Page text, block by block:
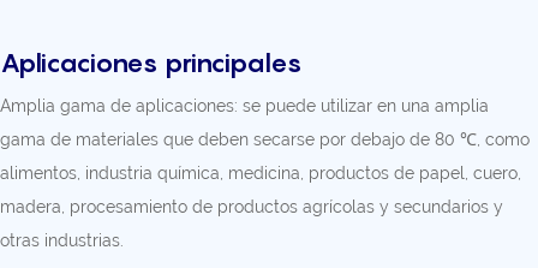
Aplicaciones principales
Amplia gama de aplicaciones: se puede utilizar en una amplia
gama de materiales que deben secarse por debajo de 80 ℃, como
alimentos, industria química, medicina, productos de papel, cuero,
madera, procesamiento de productos agrícolas y secundarios y
otras industrias.